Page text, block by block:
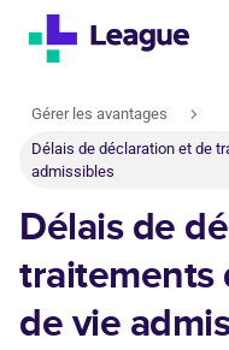
Gérer les avantages
Délais de déclaration et de
admissibles
Délais de
traitements
de vie